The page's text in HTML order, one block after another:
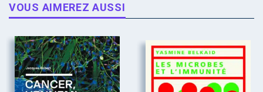
VOUS AIMEREZ AUSSI